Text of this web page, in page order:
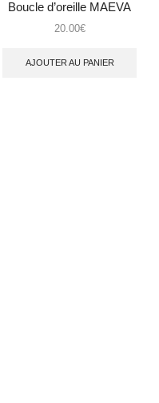
Boucle d’oreille MAEVA
20.00€
AJOUTER AU PANIER